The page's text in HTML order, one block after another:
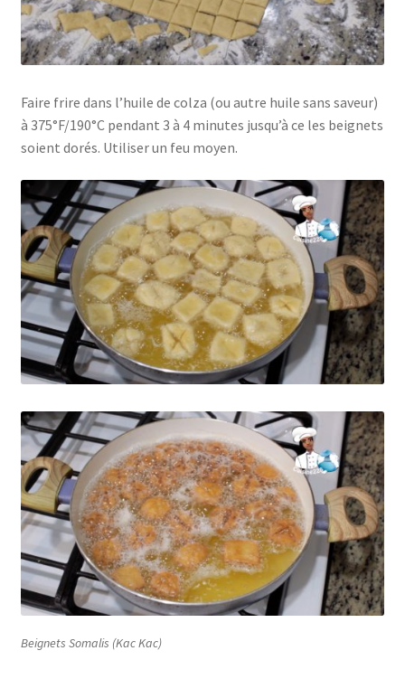
Faire frire dans l’huile de colza (ou autre huile sans saveur)
à 375°F/190°C pendant 3 à 4 minutes jusqu’à ce les beignets
soient dorés. Utiliser un feu moyen.
Beignets Somalis (Kac Kac)